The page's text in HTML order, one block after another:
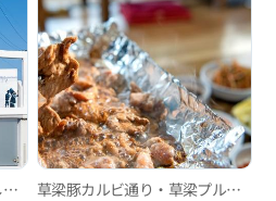
二日酔いのときの酔い覚ましグルメ3選 草梁豚カルビ通り・草梁プルゴギ通り